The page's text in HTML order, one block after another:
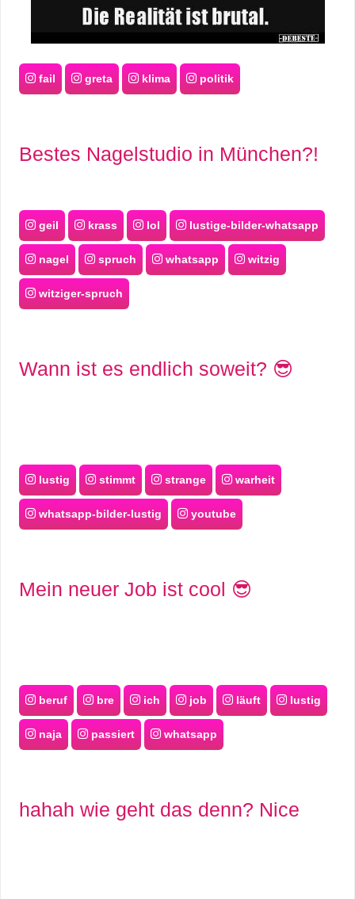
fail greta klima politik
Bestes Nagelstudio in München?!
geil krass lol lustige-bilder-whatsapp
nagel spruch whatsapp witzig
witziger-spruch
Wann ist es endlich soweit? 😎
lustig stimmt strange warheit
whatsapp-bilder-lustig youtube
Mein neuer Job ist cool 😎
beruf bre ich job läuft lustig
naja passiert whatsapp
hahah wie geht das denn? Nice